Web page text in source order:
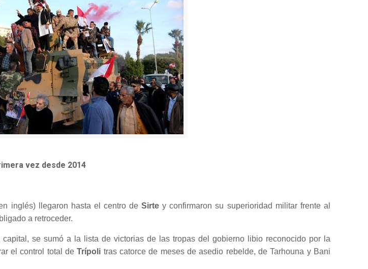
vez desde 2014
inglés) llegaron hasta el centro deSirte y confirmaron su superioridad militar frente al
a retroceder.
se sumó a la lista de victorias de las tropas del gobierno libio reconocido por la
el control total deTrípoli tras catorce de meses de asedio rebelde, de Tarhouna y Bani